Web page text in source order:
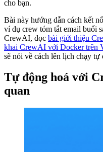
6. Flow trong
theo sự kiện
7. Memory và
học
8. Planning và
9. CrewAI +
production
10. CrewAI + Slack/
cho bạn.
Bài này hướng dẫn cách kết
ví dụ crew tóm tắt email buổi
CrewAI, đọc bài giới thiệu
khai CrewAI với Docker trên
sẽ nói về cách lên lịch chạy tự
Tự động hoá với
quan